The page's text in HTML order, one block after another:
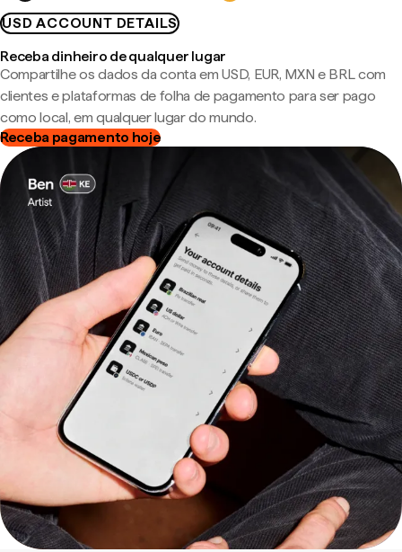
USD ACCOUNT DETAILS
Receba dinheiro de qualquer lugar
Compartilhe os dados da conta em USD, EUR, MXN e BRL com
clientes e plataformas de folha de pagamento para ser pago
como local, em qualquer lugar do mundo.
Receba pagamento hoje